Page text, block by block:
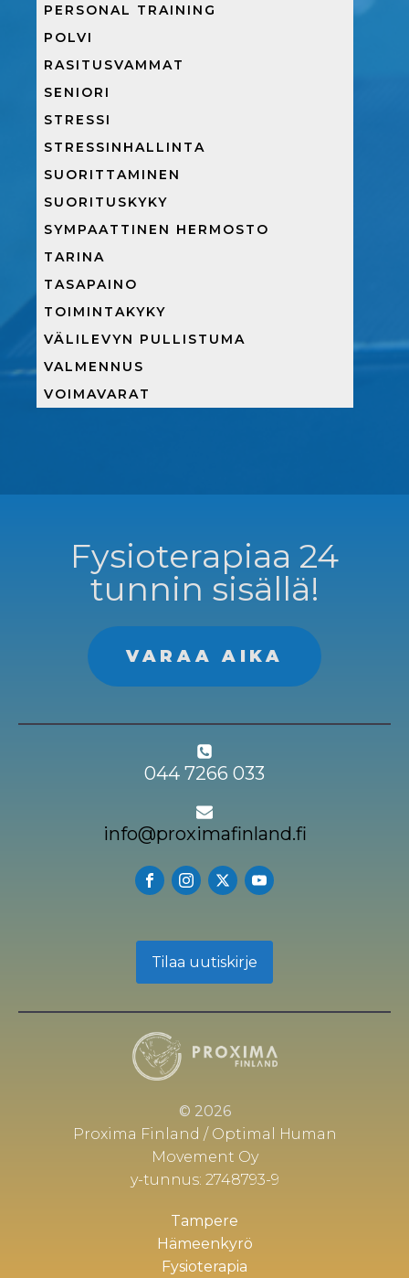
PERSONAL TRAINING
POLVI
RASITUSVAMMAT
SENIORI
STRESSI
STRESSINHALLINTA
SUORITTAMINEN
SUORITUSKYKY
SYMPAATTINEN HERMOSTO
TARINA
TASAPAINO
TOIMINTAKYKY
VÄLILEVYN PULLISTUMA
VALMENNUS
VOIMAVARAT
Fysioterapiaa 24
tunnin sisällä!
VARAA AIKA
044 7266 033
info@proximafinland.fi
Tilaa uutiskirje
© 2026
Proxima Finland / Optimal Human
Movement Oy
y-tunnus: 2748793-9
Tampere
Hämeenkyrö
Fysioterapia